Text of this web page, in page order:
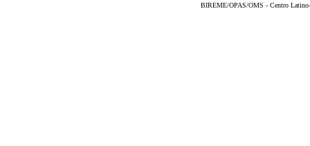
BIREME/OPAS/OMS - Centro Latino-